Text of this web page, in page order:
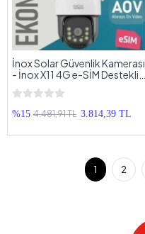
İnox Solar Güvenlik Kamerası
- İnox X11 4G e-SİM Destekli
2MP Güneş Enerjili Güvenlik
Kamerası
%15 4.481,91 TL 3.814,39 TL
1 2